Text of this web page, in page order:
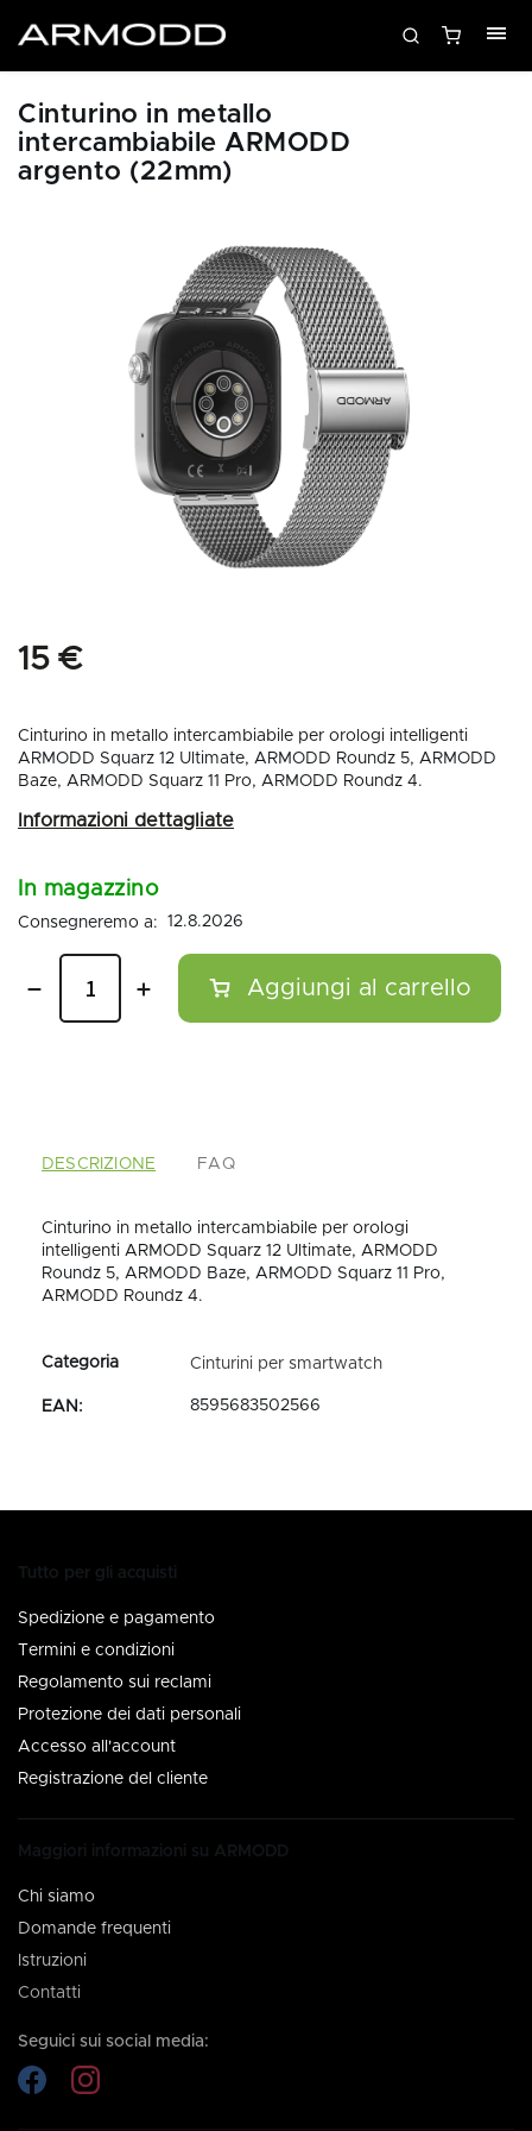
Cinturino in metallo
intercambiabile ARMODD
argento (22mm)
15 €
Cinturino in metallo intercambiabile per orologi intelligenti
ARMODD Squarz 12 Ultimate, ARMODD Roundz 5, ARMODD
Baze, ARMODD Squarz 11 Pro, ARMODD Roundz 4.
In magazzino
12.8.2026
DESCRIZIONE FAQ
Cinturino in metallo intercambiabile per orologi
intelligenti ARMODD Squarz 12 Ultimate, ARMODD
Roundz 5, ARMODD Baze, ARMODD Squarz 11 Pro,
ARMODD Roundz 4.
Cinturini per smartwatch
EAN : 8595683502566
Tutto per gli acquisti
Spedizione e pagamento
Termini e condizioni
Regolamento sui reclami
Protezione dei dati personali
Accesso all'account
Registrazione del cliente
Maggiori informazioni su ARMODD
Chi siamo
Domande frequenti
Istruzioni
Contatti
Seguici sui social media: